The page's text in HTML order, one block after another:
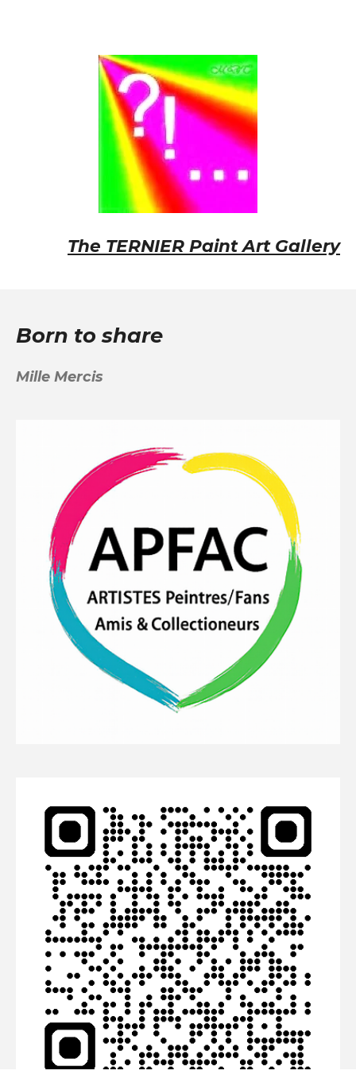
The TERNIER Paint Art Gallery
Born to share
Mille Mercis